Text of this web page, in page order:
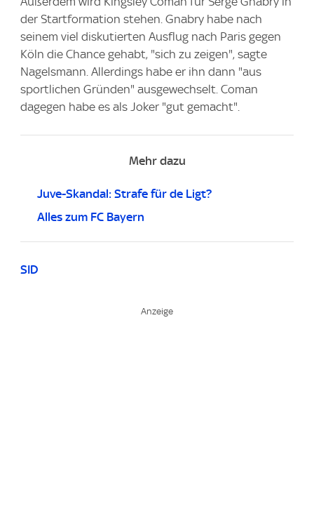
der Startformation stehen. Gnabry habe nach
seinem viel diskutierten Ausflug nach Paris gegen
Köln die Chance gehabt, "sich zu zeigen", sagte
Nagelsmann. Allerdings habe er ihn dann "aus
sportlichen Gründen" ausgewechselt. Coman
dagegen habe es als Joker "gut gemacht".
Mehr dazu
Juve-Skandal: Strafe für de Ligt?
Alles zum FC Bayern
SID